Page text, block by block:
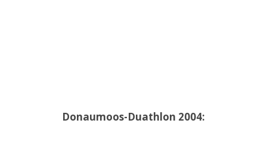
Donaumoos-Duathlon 2004: